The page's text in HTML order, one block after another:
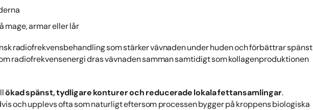
mage, armar eller lår
radiofrekvensbehandling som stärker vävnaden under huden och förbättrar spänst
radiofrekvensenergi dras vävnaden samman samtidigt som kollagenproduktionen
ökad spänst, tydligare konturer och reducerade lokala fettansamlingar.
och upplevs ofta som naturligt eftersom processen bygger på kroppens biologiska